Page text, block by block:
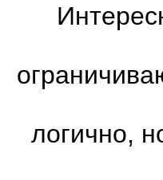
логично,